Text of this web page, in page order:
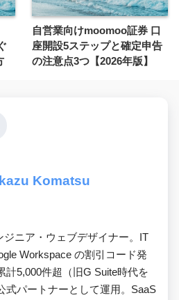
自営業向けmoomoo証券 口
座開設5ステップと確定申告
の注意点3つ【2026年版】
Komatsu
ジニア・ウェブデザイナー。IT
Workspace の割引コード発
計5,000件超（旧G Suite時代を
式パートナーとして運用。SaaS